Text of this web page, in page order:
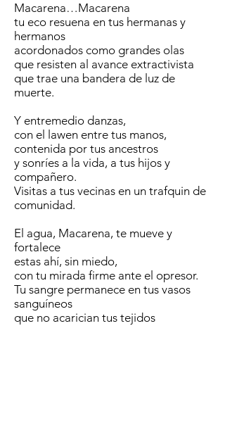
Macarena…Macarena
tu eco resuena en tus hermanas y
hermanos
acordonados como grandes olas
que resisten al avance extractivista
que trae una bandera de luz de
muerte.
Y entremedio danzas,
con el lawen entre tus manos,
contenida por tus ancestros
y sonríes a la vida, a tus hijos y
compañero.
Visitas a tus vecinas en un trafquin de
comunidad.
El agua, Macarena, te mueve y
fortalece
estas ahí, sin miedo,
con tu mirada firme ante el opresor.
Tu sangre permanece en tus vasos
sanguíneos
que no acarician tus tejidos